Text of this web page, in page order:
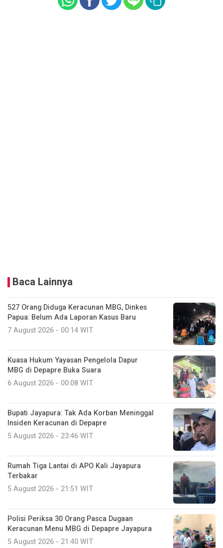
Baca Lainnya
527 Orang Diduga Keracunan MBG, Dinkes
Papua: Belum Ada Laporan Kasus Baru
7 August 2026 - 00:14 WIT
Kuasa Hukum Yayasan Pengelola Dapur
MBG di Depapre Buka Suara
6 August 2026 - 00:08 WIT
Bupati Jayapura: Tak Ada Korban Meninggal
Insiden Keracunan di Depapre
5 August 2026 - 23:46 WIT
Rumah Tiga Lantai di APO Kali Jayapura
Terbakar
5 August 2026 - 21:51 WIT
Polisi Periksa 30 Orang Pasca Dugaan
Keracunan Menu MBG di Depapre Jayapura
5 August 2026 - 21:40 WIT